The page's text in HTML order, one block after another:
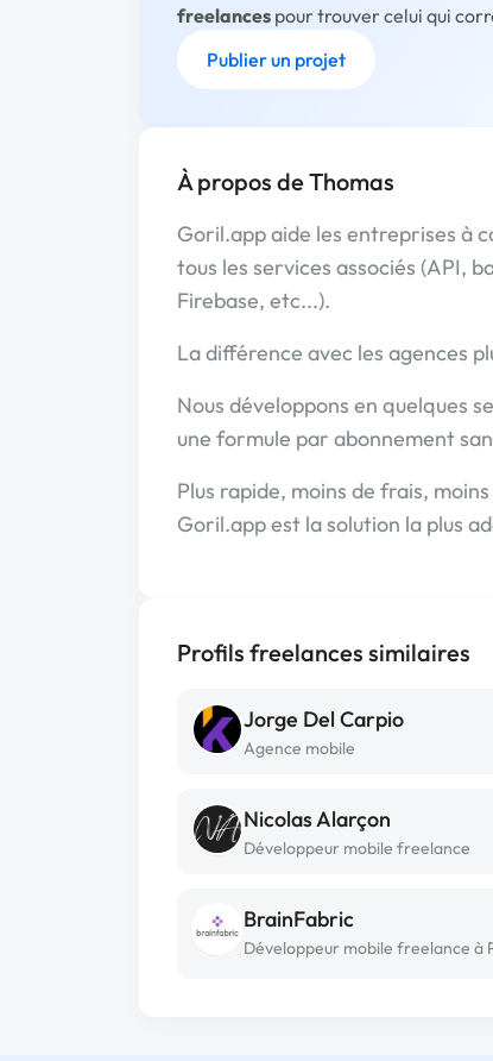
freelances pour trouver celui qui
Publier un projet
À propos de Thomas
Goril.app aide les entreprises à
tous les services associés (API,
Firebase, etc...).
La différence avec les agences
Nous développons en quelques
une formule par abonnement
Plus rapide, moins de frais,
Goril.app est la solution la plus
Profils freelances similaires
Jorge Del Carpio
Agence mobile
Nicolas Alarçon
Développeur mobile freelance
BrainFabric
Développeur mobile freelance à